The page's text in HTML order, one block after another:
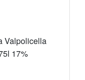
Valpolicella
17%